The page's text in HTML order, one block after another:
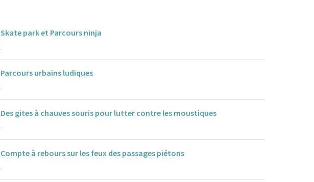
Skate park et Parcours ninja
Parcours urbains ludiques
Des gites à chauves souris pour lutter contre les moustiques
Compte à rebours sur les feux des passages piétons